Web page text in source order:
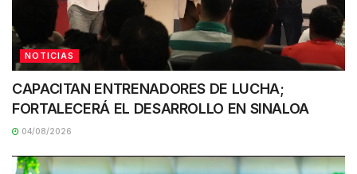
NOTICIAS
CAPACITAN ENTRENADORES DE LUCHA;
FORTALECERÁ EL DESARROLLO EN SINALOA
04/08/2026